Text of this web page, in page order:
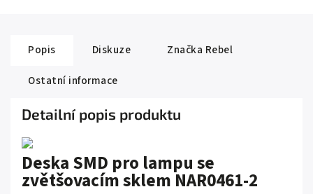
Popis Diskuze Značka Rebel
Ostatní informace
Detailní popis produktu
Deska SMD pro lampu se
zvětšovacím sklem NAR0461-2